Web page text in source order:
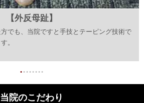
【外反母趾】
でも、当院ですと手技とテーピング技術で
。
● ● ● ● ● ● ● ●
当院のこだわり